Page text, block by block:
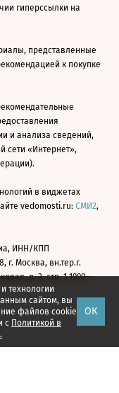
технологии
сайтом, вы
файлов cookie
с Политикой в
ОК
гиперссылки на
представленные
к покупке
и анализа сведений,
сети «Интернет»,
в виджетах
vedomosti.ru: СМИ2,
ИНН/КПП
г. Москва, вн.тер.г.
д. 3, стр. 1 1999—